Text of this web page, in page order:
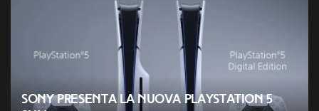
Sony presenta la nuova PlayStation 5